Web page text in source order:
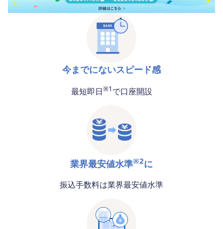
今までにないスピード感
最短即日※1 で口座開設
業界最安値水準※2に
振込手数料は業界最安値水準